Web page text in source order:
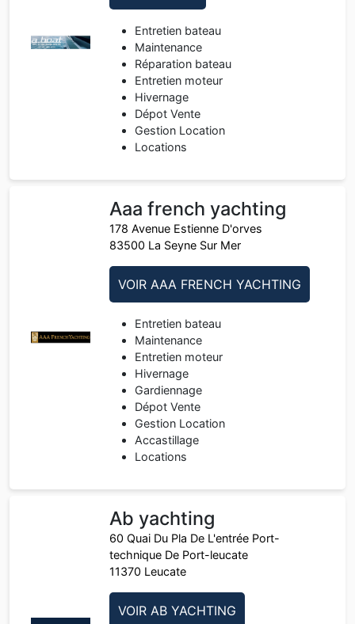
Entretien bateau
Maintenance
Réparation bateau
Entretien moteur
Hivernage
Dépot Vente
Gestion Location
Locations
Aaa french yachting
178 Avenue Estienne D'orves
83500 La Seyne Sur Mer
VOIR AAA FRENCH YACHTING
Entretien bateau
Maintenance
Entretien moteur
Hivernage
Gardiennage
Dépot Vente
Gestion Location
Accastillage
Locations
Ab yachting
60 Quai Du Pla De L'entrée Port-
technique De Port-leucate
11370 Leucate
VOIR AB YACHTING